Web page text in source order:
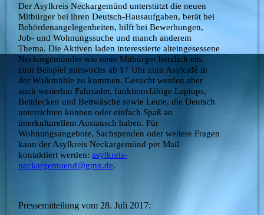
Der Asylkreis Neckargemünd unterstützt die neuen
Mitbürger bei ihren Deutsch-Hausaufgaben, berät bei
Behördenangelegenheiten, hilft bei Bewerbungen,
Job- und Wohnungssuche und manch anderem
Thema. Die Aktiven laden interessierte alteingesessene
Neckargemünder wie neue Mitbürger herzlich ein,
zum Beispiel mittwochs ab 17Uhr zum Asylcafé in
der Walkmühle zu kommen. Gesucht werden aber
auch weiterhin Fahrräder, funktionsfähige Laptops,
Bettdecken und Bettwäsche sowie Leute, die Deutsch
unterrichten können oder einfach Spaß an
interkulturellem Austausch haben. Für
Wohnungsangebote, Sachspenden oder weitere Fragen
kann der Asylkreis Neckargemünd per Mail
kontaktiert werden:asylkreis-
neckargemuend@gmx.de.
Pressemitteilung vom 28. Juli 2017: